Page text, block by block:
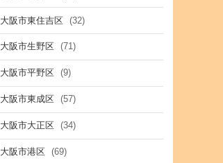
大阪市東住吉区 (32)
大阪市生野区 (71)
大阪市平野区 (9)
大阪市東成区 (57)
大阪市大正区 (34)
大阪市港区 (69)